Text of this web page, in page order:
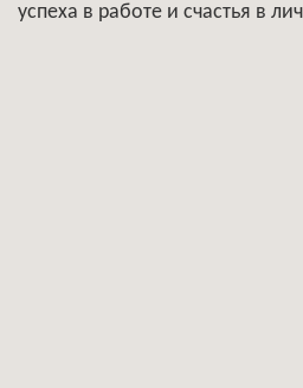
успеха в работе и счастья в